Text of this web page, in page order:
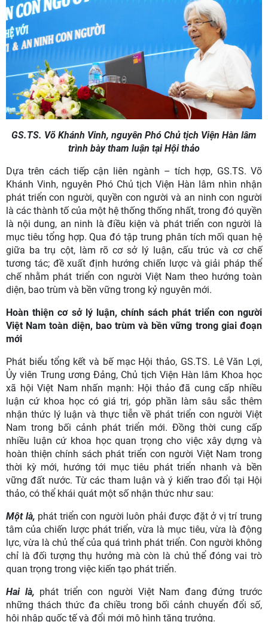
GS.TS. Võ Khánh Vinh, nguyên Phó Chủ tịch Viện Hàn lâm
trình bày tham luận tại Hội thảo
Dựa trên cách tiếp cận liên ngành – tích hợp, GS.TS. Võ
Khánh Vinh, nguyên Phó Chủ tịch Viện Hàn lâm nhìn nhận
phát triển con người, quyền con người và an ninh con người
là các thành tố của một hệ thống thống nhất, trong đó quyền
là nội dung, an ninh là điều kiện và phát triển con người là
mục tiêu tổng hợp. Qua đó tập trung phân tích mối quan hệ
giữa ba trụ cột, làm rõ cơ sở lý luận, cấu trúc và cơ chế
tương tác; đề xuất định hướng chiến lược và giải pháp thể
chế nhằm phát triển con người Việt Nam theo hướng toàn
diện, bao trùm và bền vững trong kỷ nguyên mới.
Hoàn thiện cơ sở lý luận, chính sách phát triển con người
Việt Nam toàn diện, bao trùm và bền vững trong giai đoạn
mới
Phát biểu tổng kết và bế mạc Hội thảo, GS.TS. Lê Văn Lợi,
Ủy viên Trung ương Đảng, Chủ tịch Viện Hàn lâm Khoa học
xã hội Việt Nam nhấn mạnh: Hội thảo đã cung cấp nhiều
luận cứ khoa học có giá trị, góp phần làm sâu sắc thêm
nhận thức lý luận và thực tiễn về phát triển con người Việt
Nam trong bối cảnh phát triển mới. Đồng thời cung cấp
nhiều luận cứ khoa học quan trọng cho việc xây dựng và
hoàn thiện chính sách phát triển con người Việt Nam trong
thời kỳ mới, hướng tới mục tiêu phát triển nhanh và bền
vững đất nước. Từ các tham luận và ý kiến trao đổi tại Hội
thảo, có thể khái quát một số nhận thức như sau:
Một là, phát triển con người luôn phải được đặt ở vị trí trung
tâm của chiến lược phát triển, vừa là mục tiêu, vừa là động
lực, vừa là chủ thể của quá trình phát triển. Con người không
chỉ là đối tượng thụ hưởng mà còn là chủ thể đóng vai trò
quan trọng trong việc kiến tạo phát triển.
Hai là, phát triển con người Việt Nam đang đứng trước
những thách thức đa chiều trong bối cảnh chuyển đổi số,
hội nhập quốc tế và đổi mới mô hình tăng trưởng.